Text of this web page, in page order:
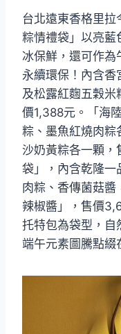
台北遠東香格里
粽情禮袋」以亮藍
冰保鮮，還可作
永續環保！內含
及松露紅麴五穀米
價1,388元。「海
粽、墨魚紅燒肉粽
沙奶黃粽各一顆，
袋」，內含乾隆一
肉粽、香傳菌菇醬
辣椒醬」，售價
托特包為袋型，自
端午元素圖騰點綴